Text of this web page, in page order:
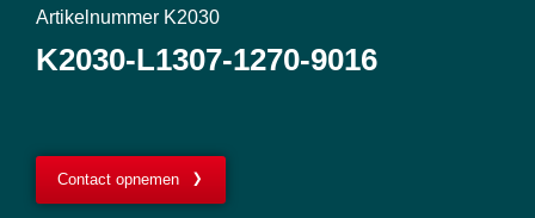
Artikelnummer K2030
K2030-L1307-1270-9016
Contact opnemen